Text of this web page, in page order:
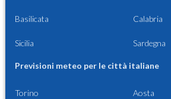
Basilicata Calabria
Sicilia Sardegna
Previsioni meteo per le città italiane
Torino Aosta